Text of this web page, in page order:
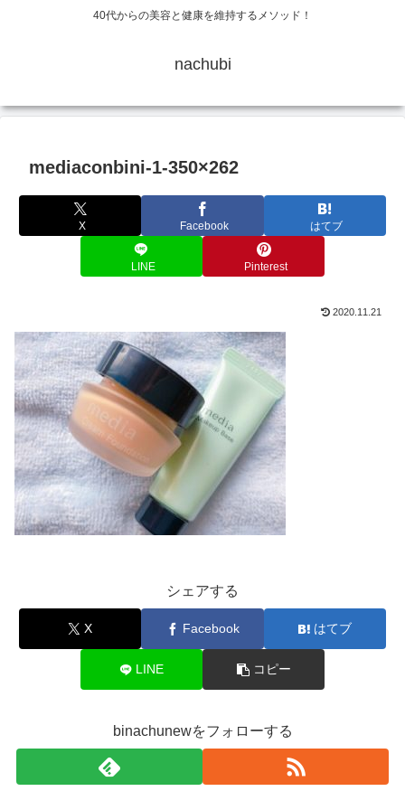
40代からの美容と健康を維持するメソッド！
nachubi
mediaconbini-1-350×262
X Facebook はてブ
LINE Pinterest
2020.11.21
シェアする
X Facebook はてブ
LINE コピー
binachunewをフォローする